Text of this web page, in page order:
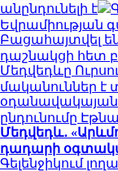
անընդունելի է
Եվրամիության
Բացահայտվել
դաշնակցի հետ
Մեդվեդևը
մականուններ է
ընդունումը
Մեդվեդև․
դադարի
Գելենջիկում